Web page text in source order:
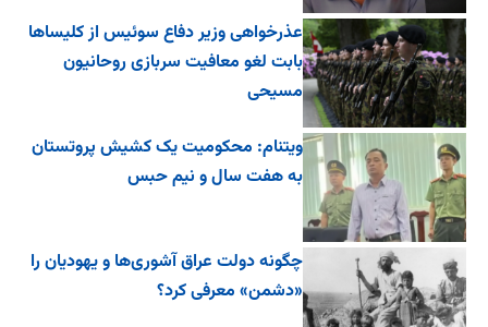
عذرخواهی وزیر دفاع سوئیس از کلیساها
بابت لغو معافیت سربازی روحانیون
مسیحی
ویتنام: محکومیت یک کشیش پروتستان
به هفت سال و نیم حبس
چگونه دولت عراق آشوری‌ها و یهودیان را
«دشمن» معرفی کرد؟